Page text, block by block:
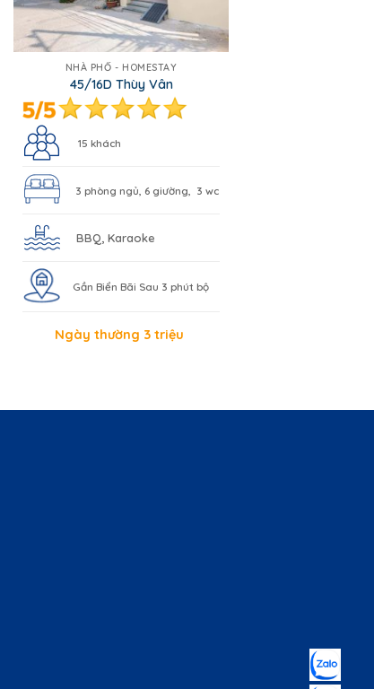
NHÀ PHỐ - HOMESTAY
45/16D Thùy Vân
15 khách
3 phòng ngủ, 6 giường, 3 wc
BBQ, Karaoke
Gần Biển Bãi Sau 3 phút bộ
Ngày thường 3 triệu